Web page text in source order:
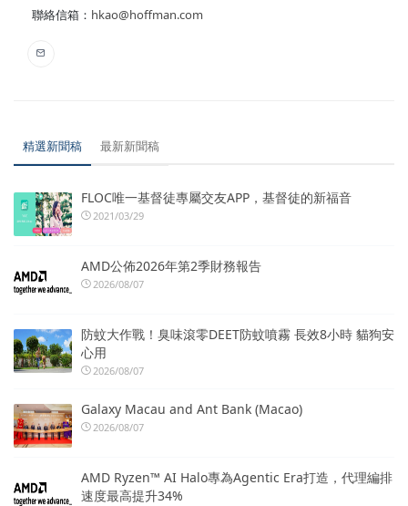
聯絡信箱： hkao@hoffman.com
精選新聞稿 最新新聞稿
FLOC唯一基督徒專屬交友APP，基督徒的新福音
2021/03/29
AMD公佈2026年第2季財務報告
2026/08/07
防蚊大作戰！臭味滾零DEET防蚊噴霧 長效8小時 貓狗安
心用
2026/08/07
Galaxy Macau and Ant Bank (Macao)
2026/08/07
AMD Ryzen™ AI Halo專為Agentic Era打造，代理編排
速度最高提升34%